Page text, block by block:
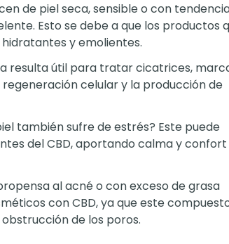
de piel seca, sensible o con
Esto se debe a que los productos
y emolientes.
resulta útil para tratar cicatrices,
celular y la producción de
también sufre de estrés? Este puede
del CBD, aportando calma y confort
al acné o con exceso de grasa
con CBD, ya que este
de los poros.